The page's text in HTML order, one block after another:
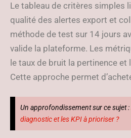
Le tableau de critères simples
qualité des alertes export et
méthode de test sur 14 jours
valide la plateforme. Les
le taux de bruit la pertinence
Cette approche permet
Un approfondissement sur ce sujet :
diagnostic et les KPI à prioriser ?